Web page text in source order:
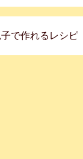
で作れるレシピ